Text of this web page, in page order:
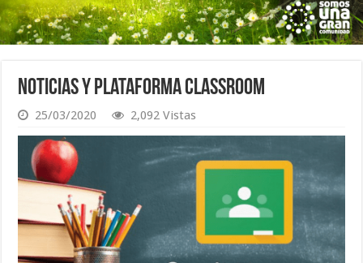
Noticias y Plataforma Classroom
25/03/2020 2,092 Vistas